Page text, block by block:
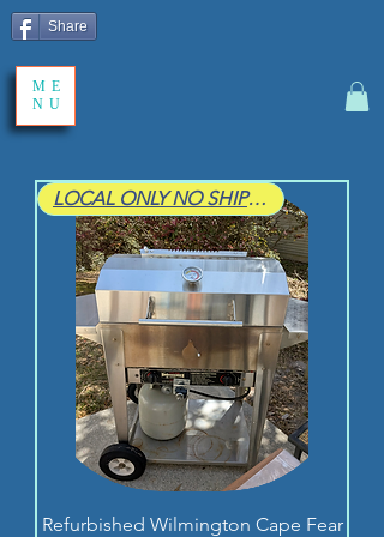
Share
ME
NU
LOCAL ONLY NO SHIPPING
Refurbished Wilmington Cape Fear